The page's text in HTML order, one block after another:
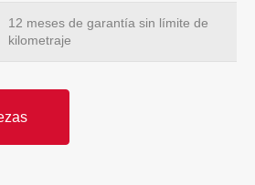
12 meses de garantía sin límite de
kilometraje